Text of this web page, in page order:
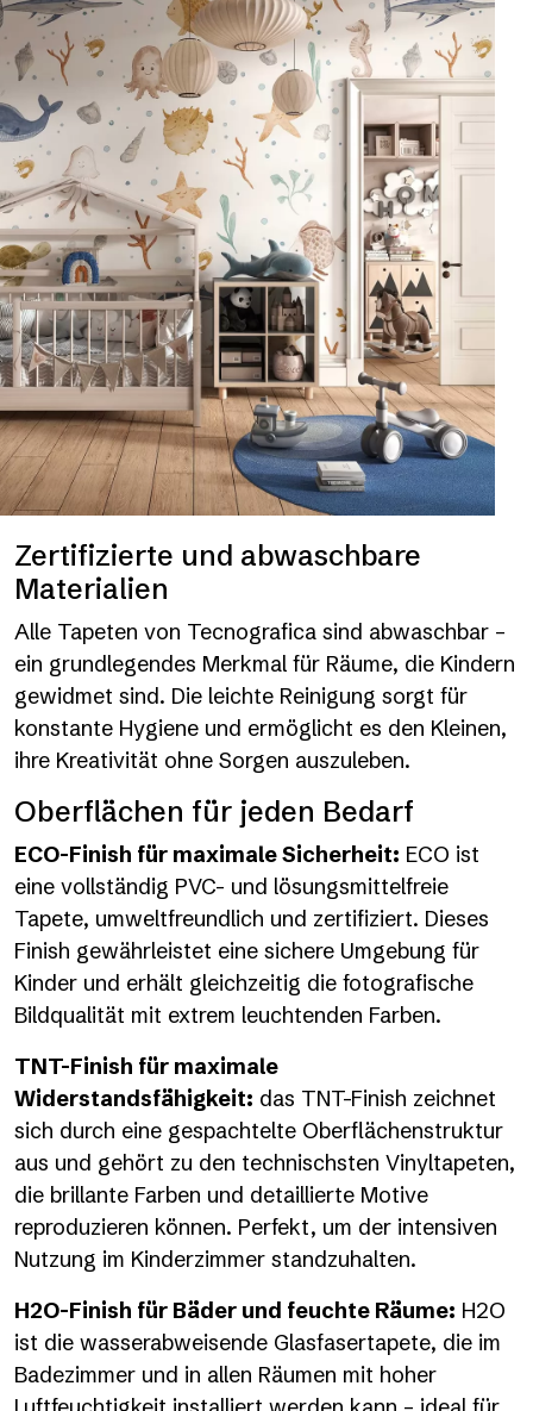
Zertifizierte und abwaschbare
Materialien
Alle Tapeten von Tecnografica sind abwaschbar –
ein grundlegendes Merkmal für Räume, die Kindern
gewidmet sind. Die leichte Reinigung sorgt für
konstante Hygiene und ermöglicht es den Kleinen,
ihre Kreativität ohne Sorgen auszuleben.
Oberflächen für jeden Bedarf
ECO-Finish für maximale Sicherheit: ECO ist
eine vollständig PVC- und lösungsmittelfreie
Tapete, umweltfreundlich und zertifiziert. Dieses
Finish gewährleistet eine sichere Umgebung für
Kinder und erhält gleichzeitig die fotografische
Bildqualität mit extrem leuchtenden Farben.
TNT-Finish für maximale
Widerstandsfähigkeit: das TNT-Finish zeichnet
sich durch eine gespachtelte Oberflächenstruktur
aus und gehört zu den technischsten Vinyltapeten,
die brillante Farben und detaillierte Motive
reproduzieren können. Perfekt, um der intensiven
Nutzung im Kinderzimmer standzuhalten.
H2O-Finish für Bäder und feuchte Räume: H2O
ist die wasserabweisende Glasfasertapete, die im
Badezimmer und in allen Räumen mit hoher